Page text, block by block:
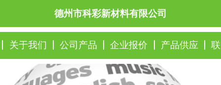
德州市科彩新材料有限公司
关于我们 公司产品 企业报价 产品供应